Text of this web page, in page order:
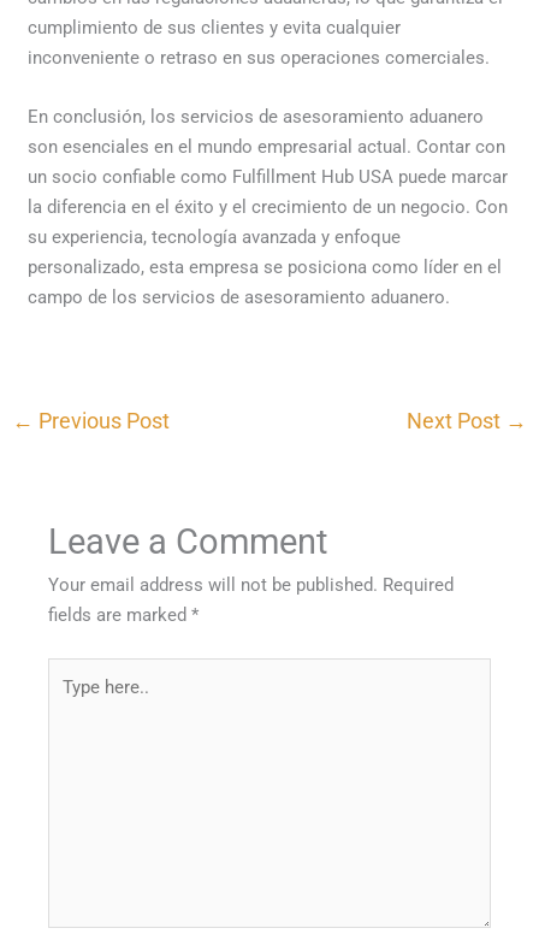
cumplimiento de sus clientes y evita cualquier
inconveniente o retraso en sus operaciones comerciales.
En conclusión, los servicios de asesoramiento aduanero
son esenciales en el mundo empresarial actual. Contar con
un socio confiable como Fulfillment Hub USA puede marcar
la diferencia en el éxito y el crecimiento de un negocio. Con
su experiencia, tecnología avanzada y enfoque
personalizado, esta empresa se posiciona como líder en el
campo de los servicios de asesoramiento aduanero.
← Previous Post Next Post →
Leave a Comment
Your email address will not be published. Required
fields are marked*
here..